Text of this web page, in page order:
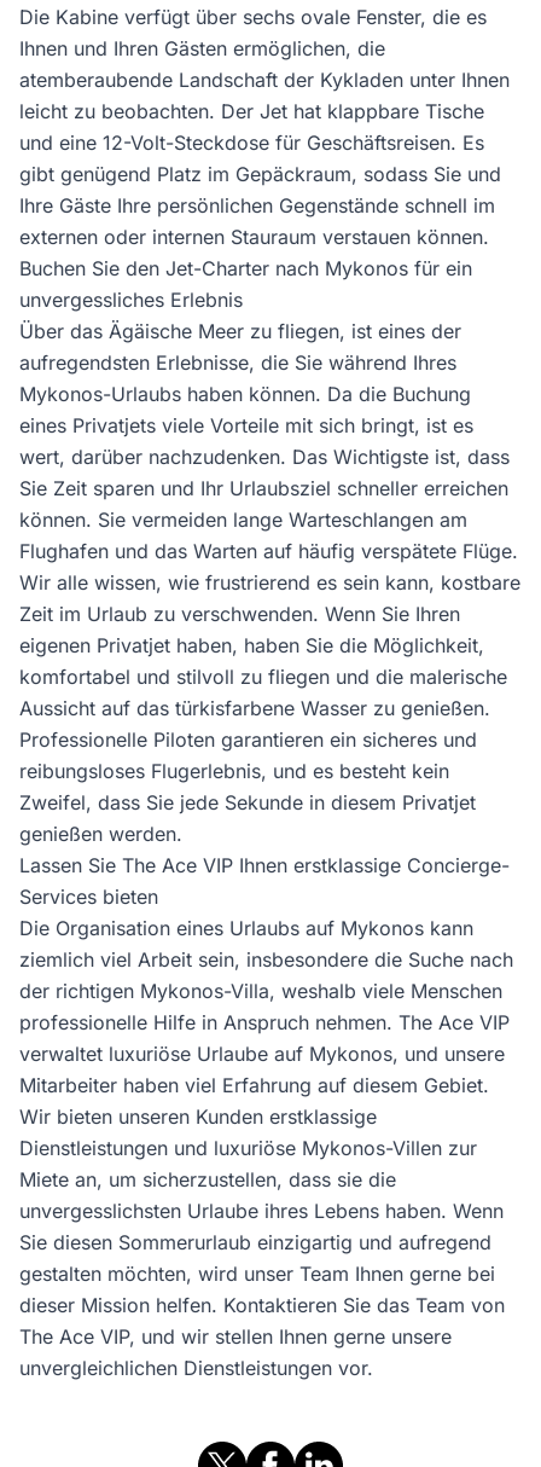
Die Kabine verfügt über sechs ovale Fenster, die es
Ihnen und Ihren Gästen ermöglichen, die
atemberaubende Landschaft der Kykladen unter Ihnen
leicht zu beobachten. Der Jet hat klappbare Tische
und eine 12-Volt-Steckdose für Geschäftsreisen. Es
gibt genügend Platz im Gepäckraum, sodass Sie und
Ihre Gäste Ihre persönlichen Gegenstände schnell im
externen oder internen Stauraum verstauen können.
Buchen Sie den Jet-Charter nach Mykonos für ein
unvergessliches Erlebnis
Über das Ägäische Meer zu fliegen, ist eines der
aufregendsten Erlebnisse, die Sie während Ihres
Mykonos-Urlaubs haben können. Da die Buchung
eines Privatjets viele Vorteile mit sich bringt, ist es
wert, darüber nachzudenken. Das Wichtigste ist, dass
Sie Zeit sparen und Ihr Urlaubsziel schneller erreichen
können. Sie vermeiden lange Warteschlangen am
Flughafen und das Warten auf häufig verspätete Flüge.
Wir alle wissen, wie frustrierend es sein kann, kostbare
Zeit im Urlaub zu verschwenden. Wenn Sie Ihren
eigenen Privatjet haben, haben Sie die Möglichkeit,
komfortabel und stilvoll zu fliegen und die malerische
Aussicht auf das türkisfarbene Wasser zu genießen.
Professionelle Piloten garantieren ein sicheres und
reibungsloses Flugerlebnis, und es besteht kein
Zweifel, dass Sie jede Sekunde in diesem Privatjet
genießen werden.
Lassen Sie The Ace VIP Ihnen erstklassige Concierge-
Services bieten
Die Organisation eines Urlaubs auf Mykonos kann
ziemlich viel Arbeit sein, insbesondere die Suche nach
der richtigen Mykonos-Villa, weshalb viele Menschen
professionelle Hilfe in Anspruch nehmen. The Ace VIP
verwaltet luxuriöse Urlaube auf Mykonos, und unsere
Mitarbeiter haben viel Erfahrung auf diesem Gebiet.
Wir bieten unseren Kunden erstklassige
Dienstleistungen und luxuriöse Mykonos-Villen zur
Miete an, um sicherzustellen, dass sie die
unvergesslichsten Urlaube ihres Lebens haben. Wenn
Sie diesen Sommerurlaub einzigartig und aufregend
gestalten möchten, wird unser Team Ihnen gerne bei
dieser Mission helfen. Kontaktieren Sie das Team von
The Ace VIP, und wir stellen Ihnen gerne unsere
unvergleichlichen Dienstleistungen vor.